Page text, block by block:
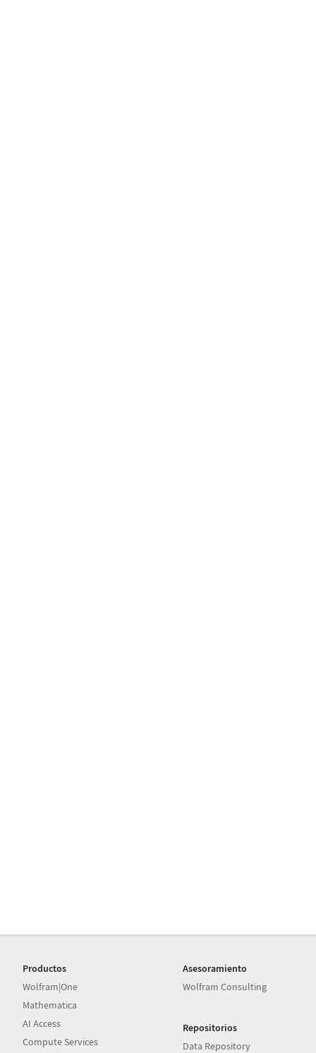
Productos
Wolfram|One
Mathematica
AI Access
Compute Services
Asesoramiento
Wolfram Consulting
Repositorios
Data Repository